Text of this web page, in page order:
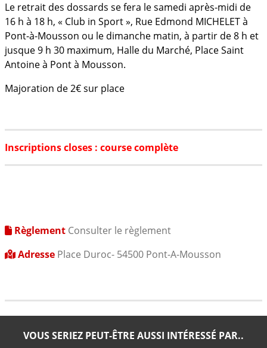
Le retrait des dossards se fera le samedi après-midi de
16 h à 18 h, « Club in Sport », Rue Edmond MICHELET à
Pont-à-Mousson ou le dimanche matin, à partir de 8 h et
jusque 9 h 30 maximum, Halle du Marché, Place Saint
Antoine à Pont à Mousson.
Majoration de 2€ sur place
Inscriptions closes : course complète
Règlement Consulter le règlement
Adresse Place Duroc- 54500 Pont-A-Mousson
VOUS SERIEZ PEUT-ÊTRE AUSSI INTÉRESSÉ PAR..